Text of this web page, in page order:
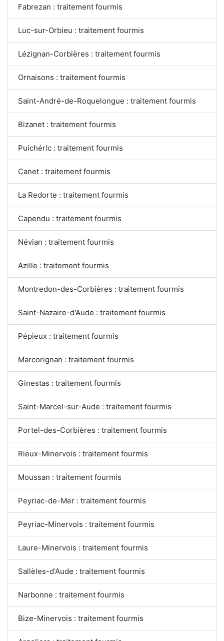
Fabrezan : traitement fourmis
Luc-sur-Orbieu : traitement fourmis
Lézignan-Corbières : traitement fourmis
Ornaisons : traitement fourmis
Saint-André-de-Roquelongue : traitement fourmis
Bizanet : traitement fourmis
Puichéric : traitement fourmis
Canet : traitement fourmis
La Redorte : traitement fourmis
Capendu : traitement fourmis
Névian : traitement fourmis
Azille : traitement fourmis
Montredon-des-Corbières : traitement fourmis
Saint-Nazaire-d'Aude : traitement fourmis
Pépieux : traitement fourmis
Marcorignan : traitement fourmis
Ginestas : traitement fourmis
Saint-Marcel-sur-Aude : traitement fourmis
Portel-des-Corbières : traitement fourmis
Rieux-Minervois : traitement fourmis
Moussan : traitement fourmis
Peyriac-de-Mer : traitement fourmis
Peyriac-Minervois : traitement fourmis
Laure-Minervois : traitement fourmis
Sallèles-d'Aude : traitement fourmis
Narbonne : traitement fourmis
Bize-Minervois : traitement fourmis